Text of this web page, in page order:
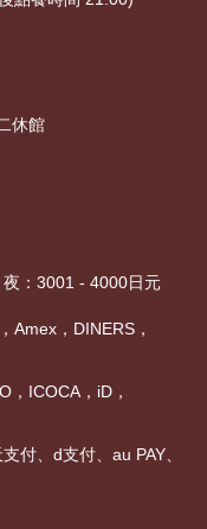
休館
：3001 - 4000日元
Amex，DINERS，
，ICOCA，iD，
付、d支付、au PAY、